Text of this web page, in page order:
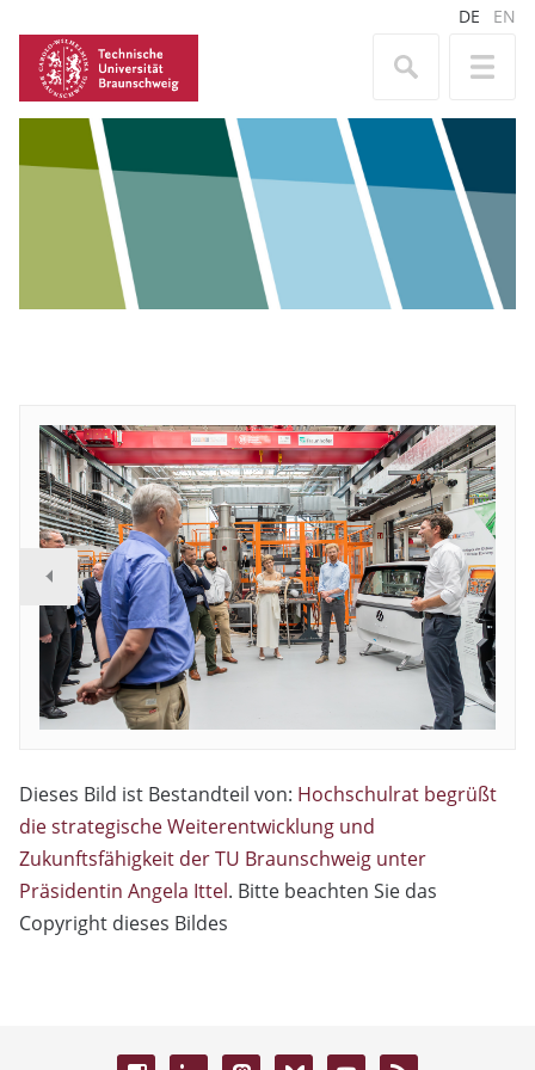
DE EN
Dieses Bild ist Bestandteil von: Hochschulrat begrüßt
die strategische Weiterentwicklung und
Zukunftsfähigkeit der TU Braunschweig unter
Präsidentin Angela Ittel. Bitte beachten Sie das
Copyright dieses Bildes